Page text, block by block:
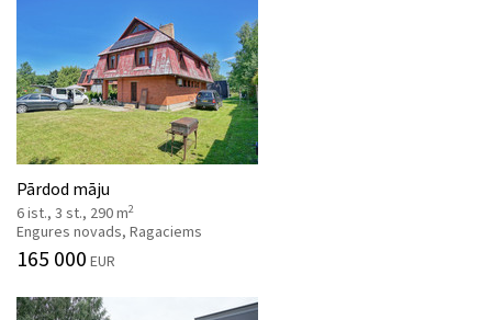
Pārdod māju
6 ist., 3 st., 290 m2
Engures novads, Ragaciems
165 000 EUR